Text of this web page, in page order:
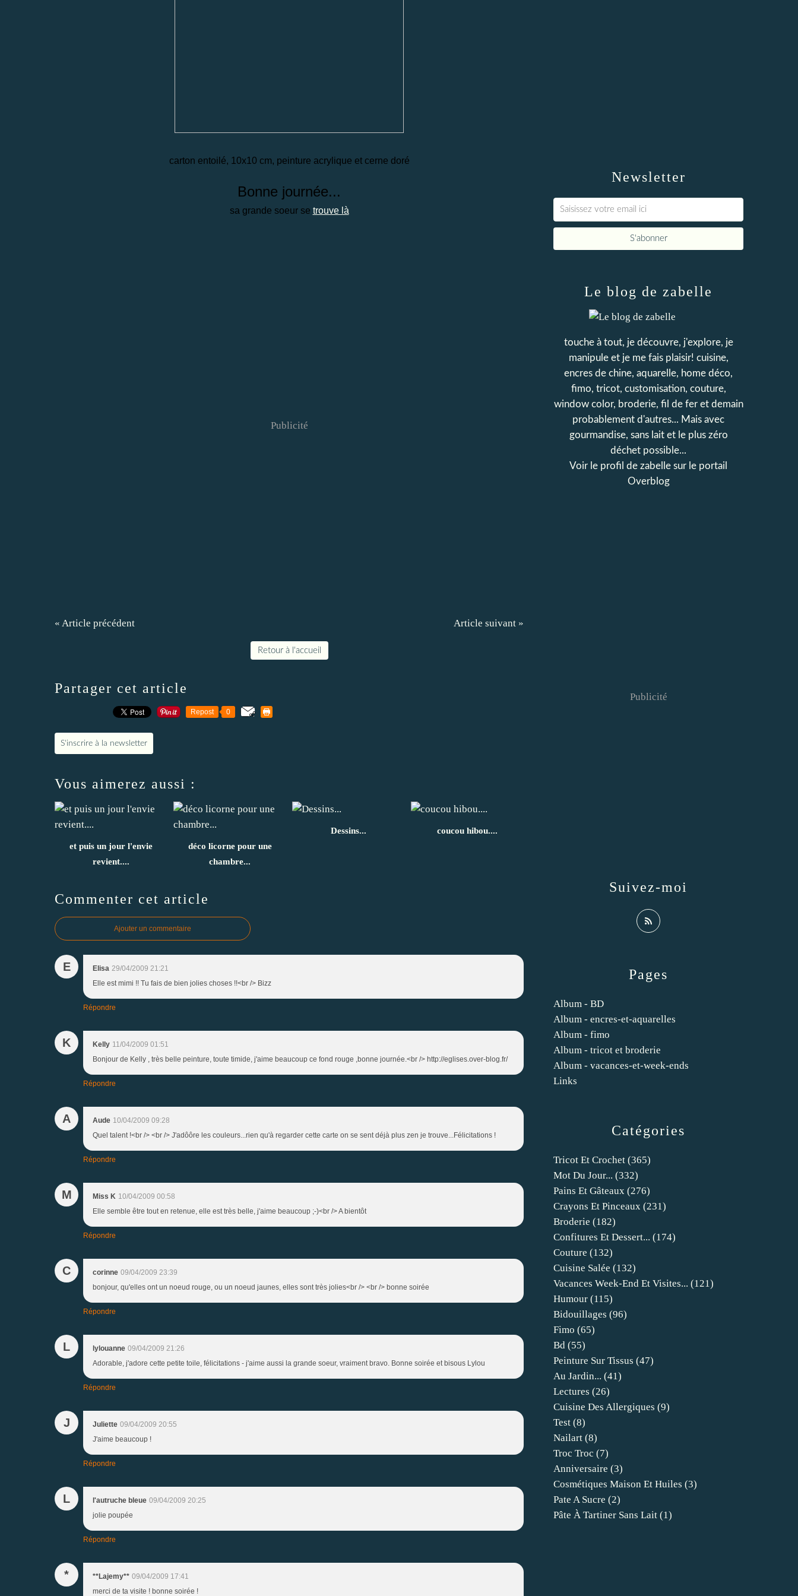
carton entoilé, 10x10 cm, peinture acrylique et cerne doré
Bonne journée...
sa grande soeur se trouve là
Publicité
« Article précédent Article suivant »
Retour à l'accueil
Partager cet article
Repost 0
S'inscrire à la newsletter
Vous aimerez aussi :
et puis un jour l'envie
revient....
déco licorne pour une
chambre...
Dessins... coucou hibou....
Commenter cet article
Ajouter un commentaire
E Elisa 29/04/2009 21:21
Elle est mimi !! Tu fais de bien jolies choses !!<br /> Bizz
Répondre
K Kelly 11/04/2009 01:51
Bonjour de Kelly , très belle peinture, toute timide, j'aime beaucoup ce fond rouge ,bonne journée.<br /> http://eglises.over-blog.fr/
Répondre
A Aude 10/04/2009 09:28
Quel talent !<br /> <br /> J'adôôre les couleurs...rien qu'à regarder cette carte on se sent déjà plus zen je trouve...Félicitations !
Répondre
M Miss K 10/04/2009 00:58
Elle semble être tout en retenue, elle est très belle, j'aime beaucoup ;-)<br /> A bientôt
Répondre
C corinne 09/04/2009 23:39
bonjour, qu'elles ont un noeud rouge, ou un noeud jaunes, elles sont très jolies<br /> <br /> bonne soirée
Répondre
L lylouanne 09/04/2009 21:26
Adorable, j'adore cette petite toile, félicitations - j'aime aussi la grande soeur, vraiment bravo. Bonne soirée et bisous Lylou
Répondre
J Juliette 09/04/2009 20:55
J'aime beaucoup !
Répondre
L l'autruche bleue 09/04/2009 20:25
jolie poupée
Répondre
* **Lajemy** 09/04/2009 17:41
merci de ta visite ! bonne soirée !
Newsletter
Catégories
Tricot Et Crochet (365)
Mot Du Jour... (332)
Pains Et Gâteaux (276)
Crayons Et Pinceaux (231)
Broderie (182)
Confitures Et Dessert... (174)
Couture (132)
Cuisine Salée (132)
Vacances Week-End Et Visites... (121)
Humour (115)
Bidouillages (96)
Fimo (65)
Bd (55)
Peinture Sur Tissus (47)
Au Jardin... (41)
Lectures (26)
Cuisine Des Allergiques (9)
Test (8)
Nailart (8)
Troc Troc (7)
Anniversaire (3)
Cosmétiques Maison Et Huiles (3)
Pate A Sucre (2)
Pâte À Tartiner Sans Lait (1)
Pages
Album - BD
Album - encres-et-aquarelles
Album - fimo
Album - tricot et broderie
Album - vacances-et-week-ends
Links
Le blog de zabelle
touche à tout, je découvre, j'explore, je
manipule et je me fais plaisir! cuisine,
encres de chine, aquarelle, home déco,
fimo, tricot, customisation, couture,
window color, broderie, fil de fer et demain
probablement d'autres... Mais avec
gourmandise, sans lait et le plus zéro
déchet possible...
Voir le profil de zabelle sur le portail
Overblog
Suivez-moi
Publicité